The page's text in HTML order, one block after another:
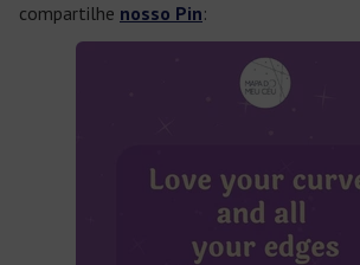
compartilhe nosso Pin: